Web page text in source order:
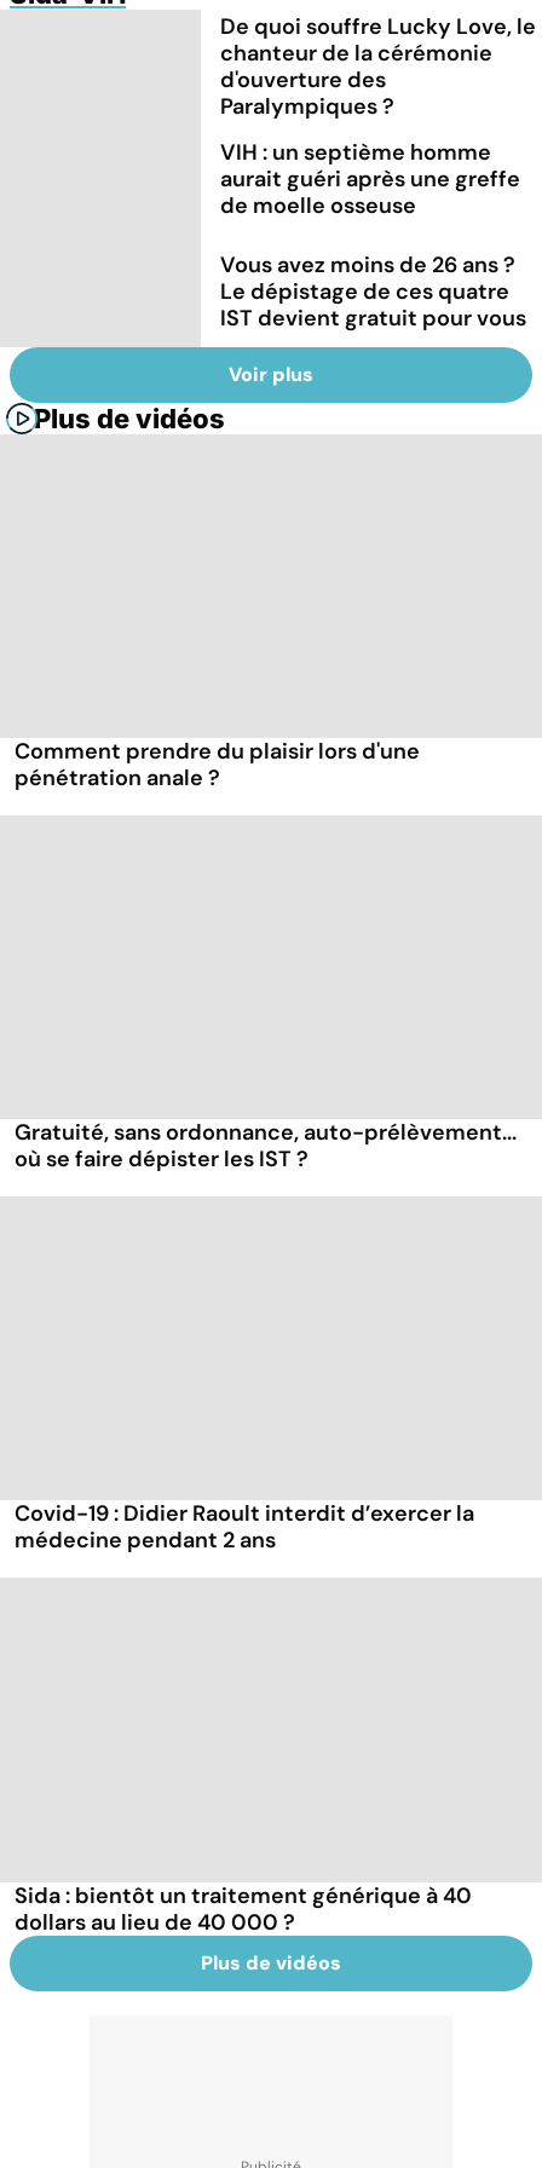
De quoi souffre Lucky Love, le
chanteur de la cérémonie
d'ouverture des
Paralympiques ?
VIH : un septième homme
aurait guéri après une greffe
de moelle osseuse
Vous avez moins de 26 ans ?
Le dépistage de ces quatre
IST devient gratuit pour vous
Voir plus
Plus de vidéos
Comment prendre du plaisir lors d'une
pénétration anale ?
Gratuité, sans ordonnance, auto-prélèvement...
où se faire dépister les IST ?
Covid-19 : Didier Raoult interdit d’exercer la
médecine pendant 2 ans
Sida : bientôt un traitement générique à 40
dollars au lieu de 40 000 ?
Plus de vidéos